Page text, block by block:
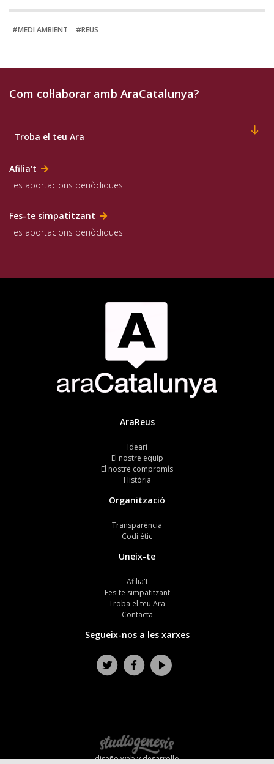
#MEDI AMBIENT #REUS
Com col·laborar amb AraCatalunya?
Troba el teu Ara
Afilia't
Fes aportacions periòdiques
Fes-te simpatitzant
Fes aportacions periòdiques
AraReus
Ideari
El nostre equip
El nostre compromís
Història
Organització
Transparència
Codi ètic
Uneix-te
Afilia't
Fes-te simpatitzant
Troba el teu Ara
Contacta
Segueix-nos a les xarxes
diseño web y desarrollo